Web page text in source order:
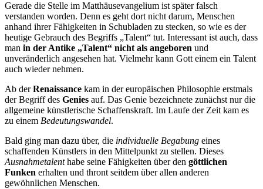
Gerade die Stelle im Matthäusevangelium ist später falsch
verstanden worden. Denn es geht dort nicht darum, Menschen
anhand ihrer Fähigkeiten in Schubladen zu stecken, so wie es der
heutige Gebrauch des Begriffs „Talent“ tut. Interessant ist auch, dass
man in der Antike „Talent“ nicht als angeboren und
unveränderlich angesehen hat. Vielmehr kann Gott einem ein Talent
auch wieder nehmen.
Ab derRenaissance kam in der europäischen Philosophie erstmals
der Begriff des Genies auf. Das Genie bezeichnete zunächst nur die
allgemeine künstlerische Schaffenskraft. Im Laufe der Zeit kam es
zu einem Bedeutungswandel.
Bald ging man dazu über, die individuelle Begabung eines
schaffenden Künstlers in den Mittelpunkt zu stellen. Dieses
Ausnahmetalenthabe seine Fähigkeiten über den göttlichen
Funken erhalten und thront seitdem über allen anderen
gewöhnlichen Menschen.